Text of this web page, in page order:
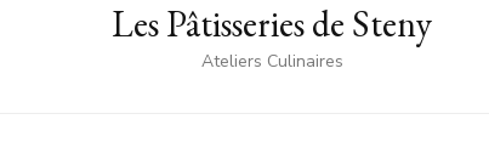
Les Pâtisseries de Steny
Ateliers Culinaires